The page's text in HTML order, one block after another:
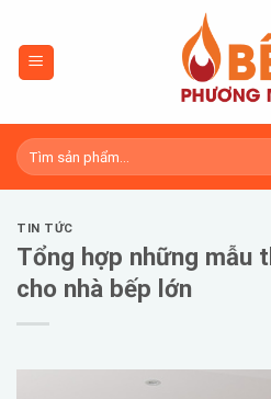
content
Tìm
kiếm:
TIN TỨC
Tổng hợp những mẫu
cho nhà bếp lớn